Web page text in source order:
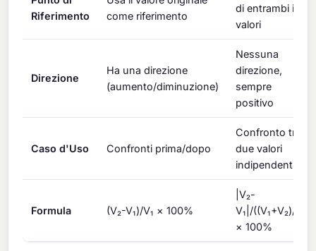
Riferimento
come riferimento
di entrambi i
valori
Direzione
Ha una direzione
(aumento/diminuzione)
Nessuna
direzione,
sempre
positivo
Caso d'Uso Confronti prima/dopo
Confronto tra
due valori
indipendenti
Formula (V₂-V₁)/V₁ × 100%
|V₂-
V₁|/((V₁+V₂)/2)
× 100%